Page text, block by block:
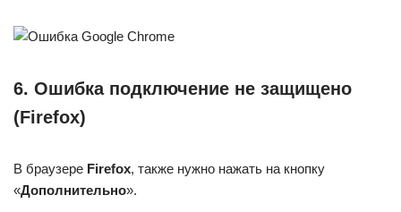
6. Ошибка подключение не защищено
(Firefox)
В браузере Firefox, также нужно нажать на кнопку
«Дополнительно».